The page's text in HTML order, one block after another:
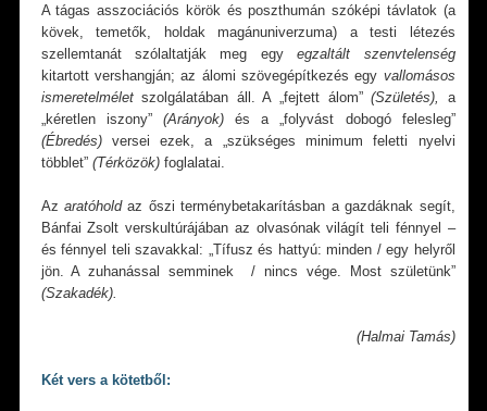
A tágas asszociációs körök és poszthumán szóképi távlatok (a
kövek, temetők, holdak magánuniverzuma) a testi létezés
szellemtanát szólaltatják meg egyegzaltált szenvtelenség
kitartott vershangján; az álomi szövegépítkezés egy vallomásos
ismeretelméletszolgálatában áll. A „fejtett álom”(Születés),
a
„kéretlen iszony” (Arányok)és a „folyvást dobogó felesleg”
(Ébredés)versei ezek, a „szükséges minimum feletti nyelvi
többlet” (Térközök)foglalatai.
Az aratóholdaz őszi terménybetakarításban a gazdáknak segít,
Bánfai Zsolt verskultúrájában az olvasónak világít teli fénnyel –
és fénnyel teli szavakkal: „Tífusz és hattyú: minden / egy helyről
jön. A zuhanással semminek / nincs vége. Most születünk”
(Szakadék).
(Halmai Tamás)
Két vers a kötetből: